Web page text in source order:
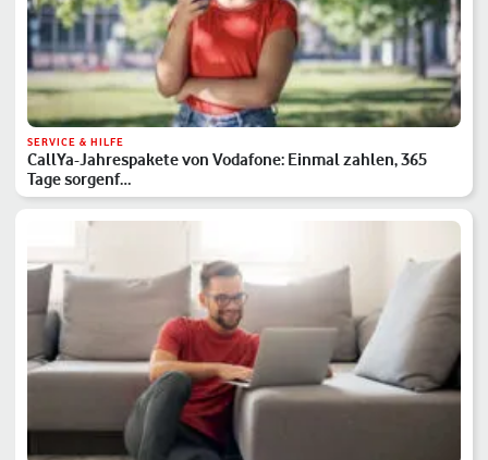
SERVICE & HILFE
CallYa-Jahrespakete von Vodafone: Einmal zahlen, 365
Tage sorgenf…